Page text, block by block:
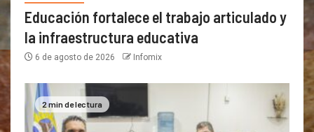
Educación fortalece el trabajo articulado y
la infraestructura educativa
6 de agosto de 2026 Infomix
2 min de lectura